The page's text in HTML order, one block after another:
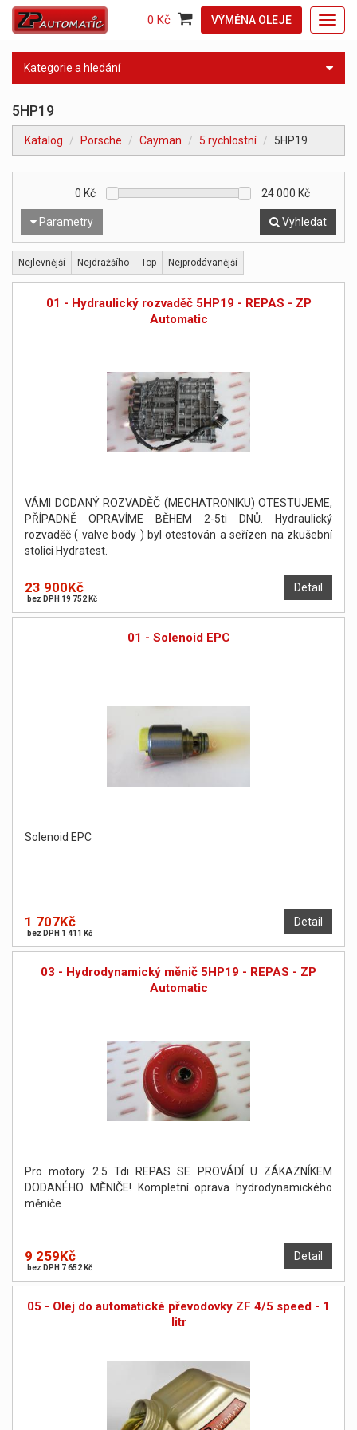
VÝMĚNA OLEJE
0 Kč
Kategorie a hledání
5HP19
Katalog Porsche Cayman 5 rychlostní 5HP19
Parametry
0 Kč 24 000 Kč
Vyhledat
Nejlevnější Nejdražšího Top Nejprodávanější
01 - Hydraulický rozvaděč 5HP19 - REPAS - ZP
Automatic
VÁMI DODANÝ ROZVADĚČ (MECHATRONIKU) OTESTUJEME,
PŘÍPADNĚ OPRAVÍME BĚHEM 2-5ti DNŮ. Hydraulický
rozvaděč ( valve body ) byl otestován a seřízen na zkušební
stolici Hydratest.
Detail
23 900Kč
bez DPH 19 752 Kč
01 - Solenoid EPC
Solenoid EPC
Detail
1 707Kč
bez DPH 1 411 Kč
03 - Hydrodynamický měnič 5HP19 - REPAS - ZP
Automatic
Pro motory 2.5 Tdi REPAS SE PROVÁDÍ U ZÁKAZNÍKEM
DODANÉHO MĚNIČE! Kompletní oprava hydrodynamického
měniče
Detail
9 259Kč
bez DPH 7 652 Kč
05 - Olej do automatické převodovky ZF 4/5 speed - 1
litr